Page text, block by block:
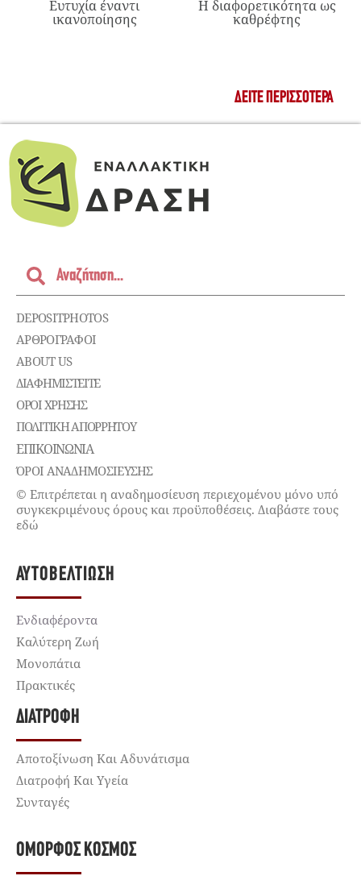
Ευτυχία έναντι
ικανοποίησης
Η διαφορετικότητα ως
καθρέφτης
ΔΕΊΤΕ ΠΕΡΙΣΣΌΤΕΡΑ
DEPOSITPHOTOS
ΑΡΘΡΟΓΡΑΦΟΙ
ABOUT US
ΔΙΑΦΗΜΙΣΤΕΊΤΕ
ΌΡΟΙ ΧΡΉΣΗΣ
ΠΟΛΙΤΙΚΉ ΑΠΟΡΡΉΤΟΥ
ΕΠΙΚΟΙΝΩΝΊΑ
ΌΡΟΙ ΑΝΑΔΗΜΟΣΙΕΥΣΗΣ
© Επιτρέπεται η αναδημοσίευση περιεχομένου μόνο υπό
συγκεκριμένους όρους και προϋποθέσεις. Διαβάστε τους
εδώ
ΑΥΤΟΒΕΛΤΊΩΣΗ
Ενδιαφέροντα
Καλύτερη Ζωή
Μονοπάτια
Πρακτικές
ΔΙΑΤΡΟΦΉ
Αποτοξίνωση Και Αδυνάτισμα
Διατροφή Και Υγεία
Συνταγές
ΌΜΟΡΦΟΣ ΚΌΣΜΟΣ